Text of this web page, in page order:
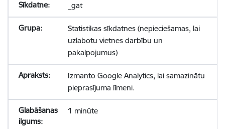
_gat
Statistikas sīkdatnes (nepieciešamas, lai
uzlabotu vietnes darbību un
pakalpojumus)
Izmanto Google Analytics, lai samazinātu
pieprasījuma līmeni.
1 minūte